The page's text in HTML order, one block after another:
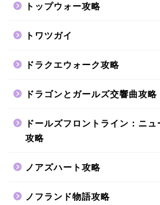
トップウォー攻略
トワツガイ
ドラクエウォーク攻略
ドラゴンとガールズ交響曲攻略
ドールズフロントライン：ニ
攻略
ノアズハート攻略
ノフランド物語攻略